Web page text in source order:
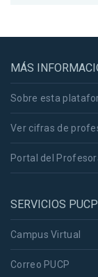
MÁS
Sobre esta
Ver cifras de
Portal del
SERVICIOS PUCP
Campus Virtual
Correo PUCP